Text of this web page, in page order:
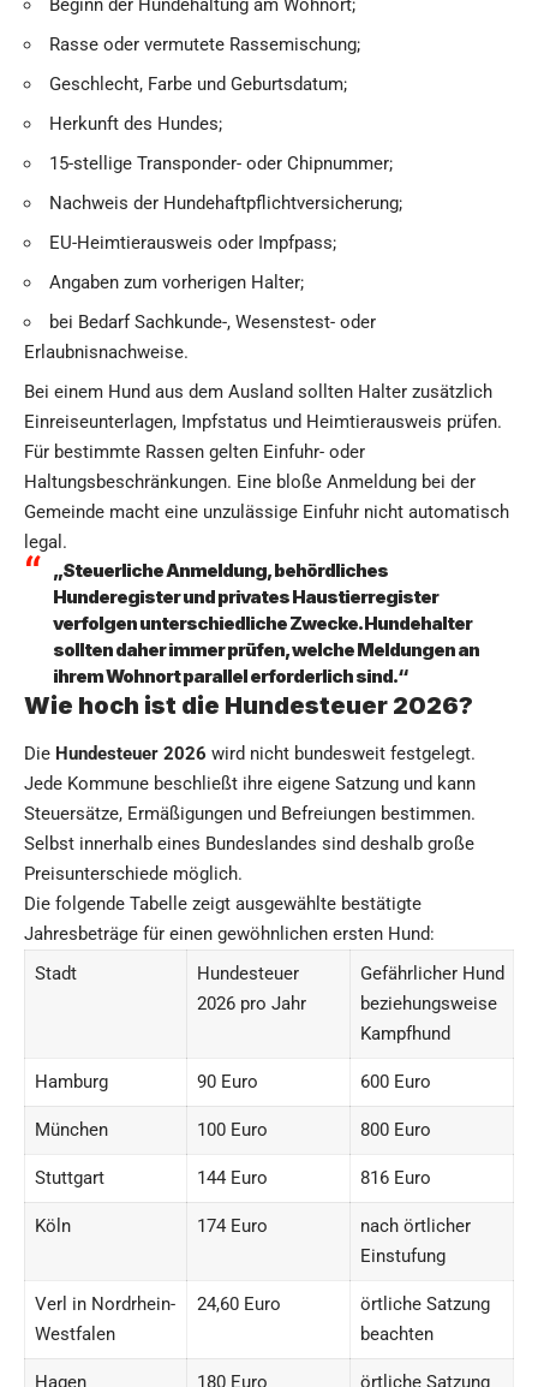
Beginn der Hundehaltung am Wohnort;
Rasse oder vermutete Rassemischung;
Geschlecht, Farbe und Geburtsdatum;
Herkunft des Hundes;
15-stellige Transponder- oder Chipnummer;
Nachweis der Hundehaftpflichtversicherung;
EU-Heimtierausweis oder Impfpass;
Angaben zum vorherigen Halter;
bei Bedarf Sachkunde-, Wesenstest- oder
Erlaubnisnachweise.
Bei einem Hund aus dem Ausland sollten Halter zusätzlich
Einreiseunterlagen, Impfstatus und Heimtierausweis prüfen.
Für bestimmte Rassen gelten Einfuhr- oder
Haltungsbeschränkungen. Eine bloße Anmeldung bei der
Gemeinde macht eine unzulässige Einfuhr nicht automatisch
legal.
„Steuerliche Anmeldung, behördliches
Hunderegister und privates Haustierregister
verfolgen unterschiedliche Zwecke. Hundehalter
sollten daher immer prüfen, welche Meldungen an
ihrem Wohnort parallel erforderlich sind.“
Wie hoch ist die Hundesteuer 2026?
Die Hundesteuer 2026 wird nicht bundesweit festgelegt.
Jede Kommune beschließt ihre eigene Satzung und kann
Steuersätze, Ermäßigungen und Befreiungen bestimmen.
Selbst innerhalb eines Bundeslandes sind deshalb große
Preisunterschiede möglich.
Die folgende Tabelle zeigt ausgewählte bestätigte
Jahresbeträge für einen gewöhnlichen ersten Hund:
Stadt
Hundesteuer
2026 pro Jahr
Gefährlicher Hund
beziehungsweise
Kampfhund
Hamburg 90 Euro 600 Euro
München 100 Euro 800 Euro
Stuttgart 144 Euro 816 Euro
Köln 174 Euro
nach örtlicher
Einstufung
Verl in Nordrhein-
Westfalen
24,60 Euro
örtliche Satzung
beachten
Hagen 180 Euro örtliche Satzung